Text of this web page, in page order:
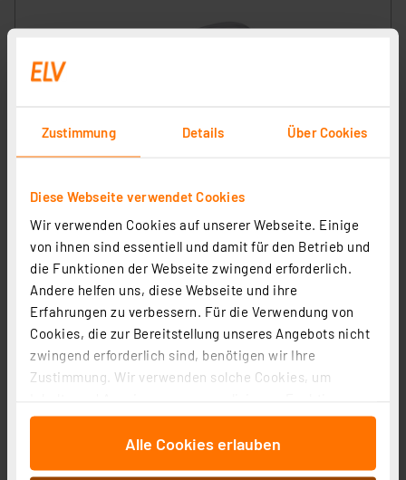
Zustimmung Details Über Cookies
Diese Webseite verwendet Cookies
Wir verwenden Cookies auf unserer Webseite. Einige
von ihnen sind essentiell und damit für den Betrieb und
die Funktionen der Webseite zwingend erforderlich.
Andere helfen uns, diese Webseite und ihre
Erfahrungen zu verbessern. Für die Verwendung von
Cookies, die zur Bereitstellung unseres Angebots nicht
zwingend erforderlich sind, benötigen wir Ihre
Zustimmung. Wir verwenden solche Cookies, um
für soziale Medien anbieten zu können und die Zugriffe
auf unsere Website zu analysieren. Außerdem geben
Alle Cookies erlauben
Ein-/Aufbau-Alarmkontakt, Magnet-Reedkontakt für
Fenster- und Türrahmen, weiß
(1)
6.22 CHF
Informationen zu Versandkosten
VdS Ein-/Aufbau-Alarmkontakt / Magnetkontakt, mit
Snap-in-Gehäuse, braun
Artikel-Nr. 041898